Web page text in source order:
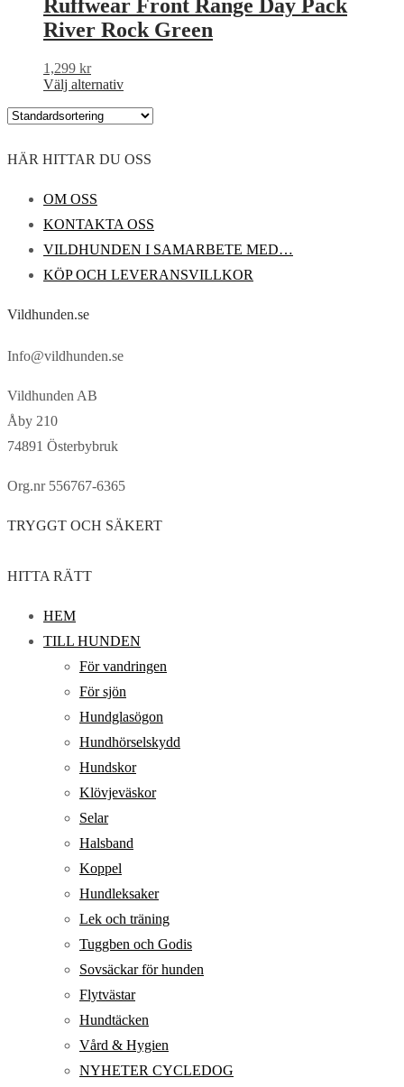
Ruffwear Front Range Day Pack
River Rock Green
1,299 kr
Välj alternativDen
produkten
varianter.
kan
väljas
produktsidan
HÄR HITTAR DU OSS
OM OSS
KONTAKTA OSS
VILDHUNDEN I SAMARBETE MED…
KÖP OCH LEVERANSVILLKOR
Vildhunden.se
Info@vildhunden.se
Vildhunden AB
Åby 210
74891 Österbybruk
Org.nr 556767-6365
TRYGGT OCH SÄKERT
HITTA RÄTT
HEM
TILL HUNDEN
För vandringen
För sjön
Hundglasögon
Hundhörselskydd
Hundskor
Klövjeväskor
Selar
Halsband
Koppel
Hundleksaker
Lek och träning
Tuggben och Godis
Sovsäckar för hunden
Flytvästar
Hundtäcken
Vård & Hygien
NYHETER CYCLEDOG